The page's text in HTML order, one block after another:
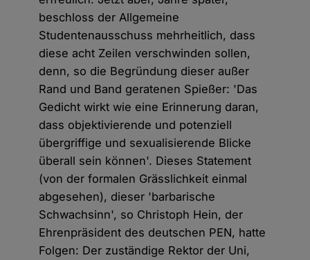
beschloss der Allgemeine
Studentenausschuss mehrheitlich, dass
diese acht Zeilen verschwinden sollen,
denn, so die Begründung dieser außer
Rand und Band geratenen Spießer: 'Das
Gedicht wirkt wie eine Erinnerung daran,
dass objektivierende und potenziell
übergriffige und sexualisierende Blicke
überall sein können'. Dieses Statement
(von der formalen Grässlichkeit einmal
abgesehen), dieser 'barbarische
Schwachsinn', so Christoph Hein, der
Ehrenpräsident des deutschen PEN, hatte
Folgen: Der zuständige Rektor der Uni,